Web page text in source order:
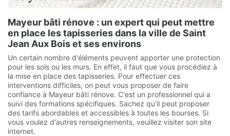
Mayeur bâti rénove : un expert qui peut mettre
en place les tapisseries dans la ville de Saint
Jean Aux Bois et ses environs
Un certain nombre d'éléments peuvent apporter une protection
pour les sols ou les murs. En effet, il faut que vous procédiez à
la mise en place des tapisseries. Pour effectuer ces
interventions difficiles, on peut vous proposer de faire
confiance à Mayeur bâti rénove. C'est un professionnel qui a
suivi des formations spécifiques. Sachez qu'il peut proposer
des tarifs abordables et accessibles à toutes les bourses. Si
vous voulez d'autres renseignements, veuillez visiter son site
internet.